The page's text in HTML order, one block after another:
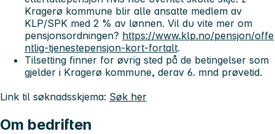
Kragerø kommune blir alle ansatte medlem av
KLP/SPK med 2 % av lønnen. Vil du vite mer om
pensjonsordningen? https://www.klp.no/pensjon/offe
ntlig-tjenestepensjon-kort-fortalt.
Tilsetting finner for øvrig sted på de betingelser som
gjelder i Kragerø kommune, derav 6. mnd prøvetid.
Link til søknadsskjema: Søk her
Om bedriften